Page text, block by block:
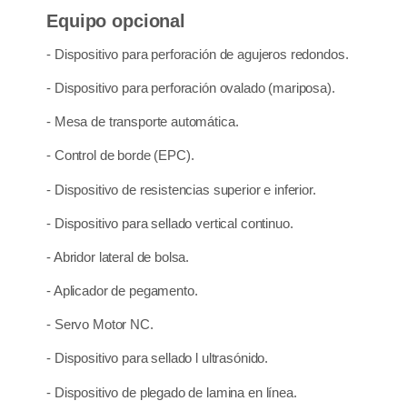
Equipo opcional
- Dispositivo para perforación de agujeros redondos.
- Dispositivo para perforación ovalado (mariposa).
- Mesa de transporte automática.
- Control de borde (EPC).
- Dispositivo de resistencias superior e inferior.
- Dispositivo para sellado vertical continuo.
- Abridor lateral de bolsa.
- Aplicador de pegamento.
- Servo Motor NC.
- Dispositivo para sellado l ultrasónido.
- Dispositivo de plegado de lamina en línea.